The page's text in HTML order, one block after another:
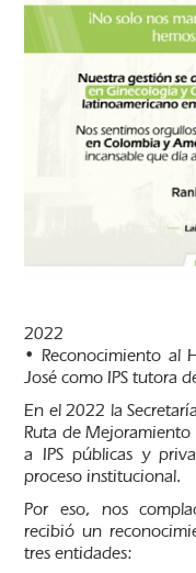
2022
• Reconocimiento al
José como IPS tutora
En el 2022 la
Ruta de
a IPS públicas y
proceso institucional.
Por eso, nos
recibió un
tres entidades: